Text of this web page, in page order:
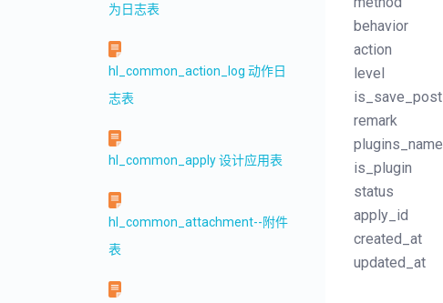
为日志表
hl_common_action_log 动作日
志表
hl_common_apply 设计应用表
hl_common_attachment--附件
表
behavior
action
level
is_save_post
remark
plugins_name
is_plugin
status
apply_id
created_at
updated_at